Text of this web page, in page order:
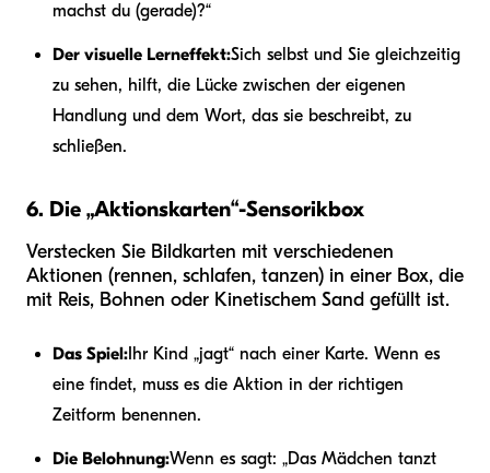
machst du (gerade)?“
Der visuelle Lerneffekt:Sich selbst und Sie gleichzeitig
zu sehen, hilft, die Lücke zwischen der eigenen
Handlung und dem Wort, das sie beschreibt, zu
schließen.
6. Die „Aktionskarten“-Sensorikbox
Verstecken Sie Bildkarten mit verschiedenen
Aktionen (rennen, schlafen, tanzen) in einer Box, die
mit Reis, Bohnen oder Kinetischem Sand gefüllt ist.
Das Spiel: Ihr Kind „jagt“ nach einer Karte. Wenn es
eine findet, muss es die Aktion in der richtigen
Zeitform benennen.
Die Belohnung:Wenn es sagt: „Das Mädchen tanzt